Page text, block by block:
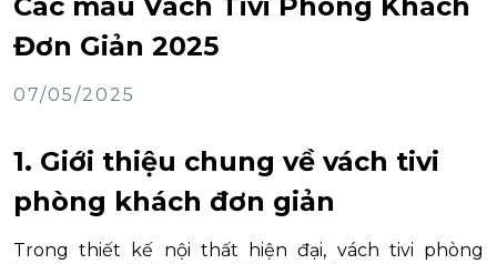
Đơn Giản 2025
07/05/2025
1. Giới thiệu chung về vách tivi
phòng khách đơn giản
Trong thiết kế nội thất hiện đại, vách tivi phòng